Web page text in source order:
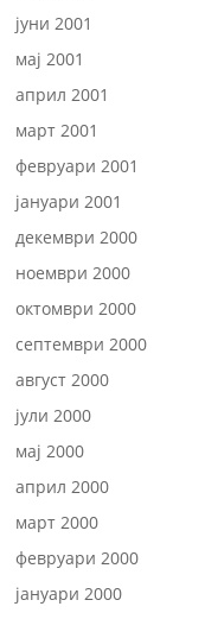
јуни 2001
мај 2001
април 2001
март 2001
февруари 2001
јануари 2001
декември 2000
ноември 2000
октомври 2000
септември 2000
август 2000
јули 2000
мај 2000
април 2000
март 2000
февруари 2000
јануари 2000